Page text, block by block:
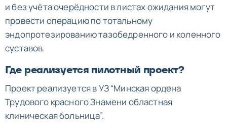
и без учёта очерёдности в листах ожидания могут
провести операцию по тотальному
эндопротезированию тазобедренного и коленного
суставов.
Где реализуется пилотный проект?
Проект реализуется в УЗ “Минская ордена
Трудового красного Знамени областная
клиническая больница”.